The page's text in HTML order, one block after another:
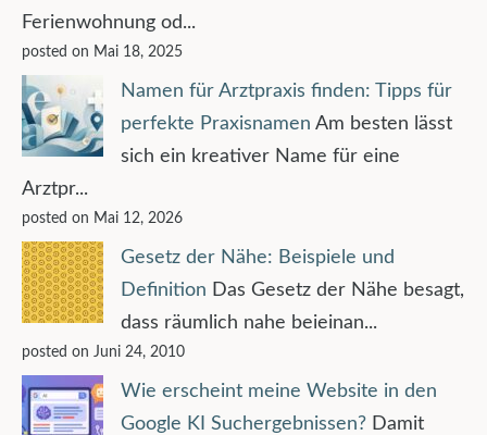
Ferienwohnung od...
posted on Mai 18, 2025
Namen für Arztpraxis finden: Tipps für
perfekte Praxisnamen Am besten lässt
sich ein kreativer Name für eine
Arztpr...
posted on Mai 12, 2026
Gesetz der Nähe: Beispiele und
Definition Das Gesetz der Nähe besagt,
dass räumlich nahe beieinan...
posted on Juni 24, 2010
Wie erscheint meine Website in den
Google KI Suchergebnissen? Damit